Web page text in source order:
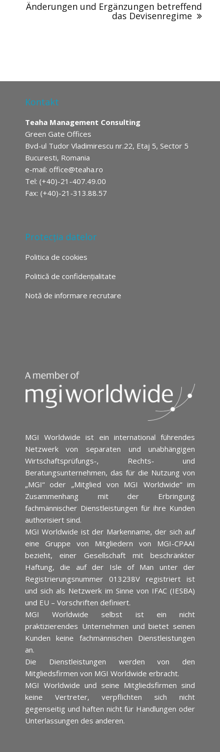
Änderungen und Ergänzungen betreffend
das Devisenregime
Kontakt
Teaha Management Consulting
Green Gate Offices
Bvd-ul Tudor Vladimirescu nr.22, Etaj 5, Sector 5
Bucuresti, Romania
e-mail: office@teaha.ro
Tel: (+40)-21-407.49.00
Fax: (+40)-21-313.88.57
Protecția datelor
Politica de cookies
Politică de confidențialitate
Notă de informare recrutare
MGI Worldwide ist ein international führendes
Netzwerk von separaten und unabhängigen
Wirtschaftsprüfungs-, Rechts- und
Beratungsunternehmen, das für die Nutzung von
„MGI“ oder „Mitglied von MGI Worldwide“ im
Zusammenhang mit der Erbringung
fachmännischer Dienstleistungen für ihre Kunden
authorisiert sind.
MGI Worldwide ist der Markenname, der sich auf
eine Gruppe von Mitgliedern von MGI-CPAAI
bezieht, einer Gesellschaft mit beschränkter
Haftung, die auf der Isle of Man unter der
Registrierungsnummer 013238V registriert ist
und sich als Netzwerk im Sinne von IFAC (IESBA)
und EU – Vorschriften definiert.
MGI Worldwide selbst ist ein nicht
praktizierendes Unternehmen und bietet seinen
Kunden keine fachmännischen Dienstleistungen
an.
Die Dienstleistungen werden von den
Mitgliedsfirmen von MGI Worldwide erbracht.
MGI Worldwide und seine Mitgliedsfirmen sind
keine Vertreter, verpflichten sich nicht
gegenseitig und haften nicht für Handlungen oder
Unterlassungen des anderen.